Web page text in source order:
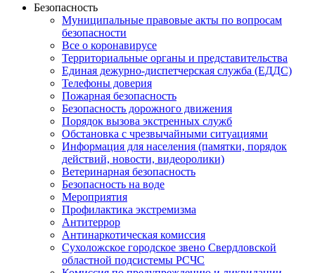
Безопасность
Муниципальные правовые акты по вопросам
безопасности
Все о коронавирусе
Территориальные органы и представительства
Единая дежурно-диспетчерская служба (ЕДДС)
Телефоны доверия
Пожарная безопасность
Безопасность дорожного движения
Порядок вызова экстренных служб
Обстановка с чрезвычайными ситуациями
Информация для населения (памятки, порядок
действий, новости, видеоролики)
Ветеринарная безопасность
Безопасность на воде
Мероприятия
Профилактика экстремизма
Антитеррор
Антинаркотическая комиссия
Сухоложское городское звено Свердловской
областной подсистемы РСЧС